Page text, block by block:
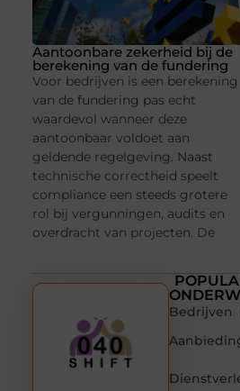
Aantoonbare zekerheid bij de
berekening van de fundering
Voor bedrijven is een berekening
van de fundering pas echt
waardevol wanneer deze
aantoonbaar voldoet aan
geldende regelgeving. Naast
technische correctheid speelt
compliance een steeds grotere
rol bij vergunningen, audits en
overdracht van projecten. De
Bedrijven